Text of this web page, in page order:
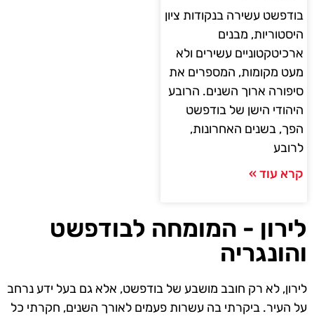
בודפשט עשירה בנקודות ציון
היסטוריות, מבנים
ארכיטקטוניים עשירים ולא
מעט מקומות, המספרים את
סיפורה ארוך השנים. הרובע
היהודי הישן של בודפשט
הפך, בשנים האחרונות,
לרובע
קרא עוד »
לירון - המומחה לבודפשט
והונגריה
לירון, לא רק חובב מושבע של בודפשט, אלא גם בעל ידע נרחב
על העיר. ביקרתי בה עשרות פעמים לאורך השנים, חקרתי כל